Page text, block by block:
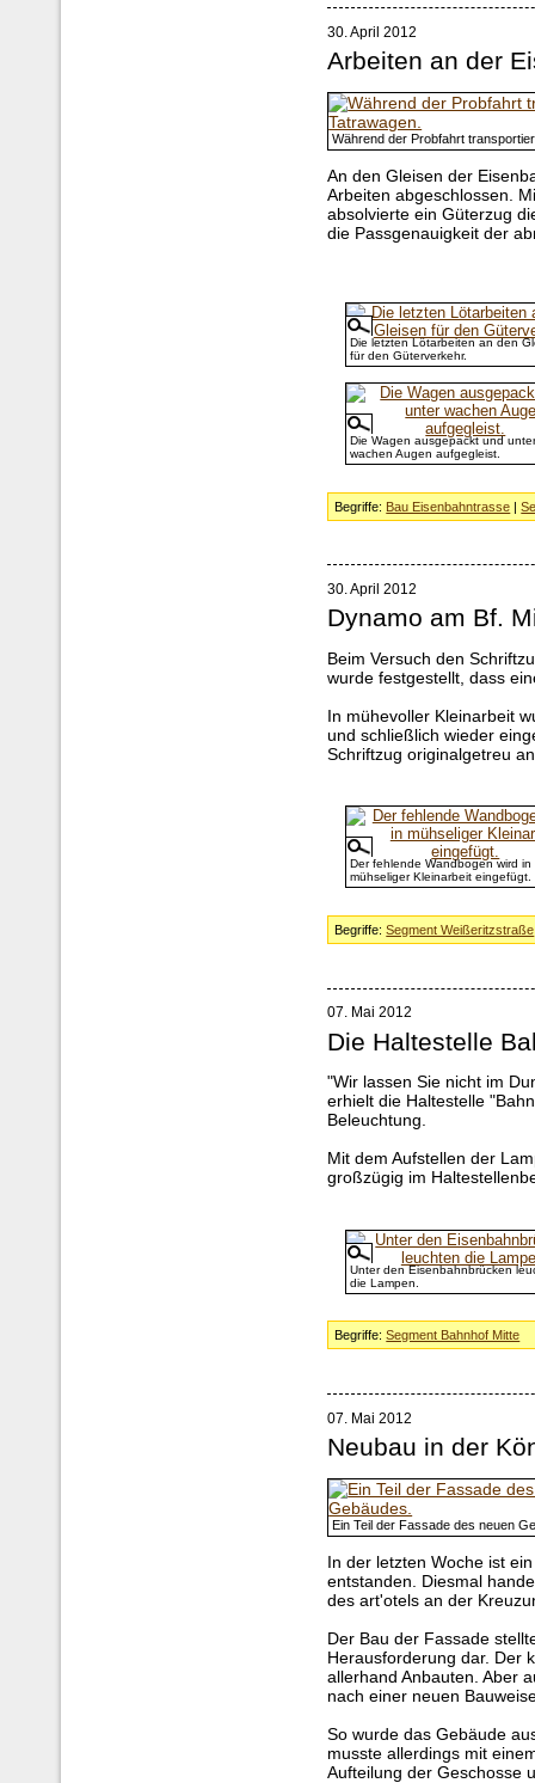
30. April 2012
Arbeiten an der
Während der Probfahrt
An den Gleisen der
Arbeiten abgeschlossen.
absolvierte ein Güterzug
die Passgenauigkeit der
Die letzten Lötarbeiten an den
für den Güterverkehr.
Die Wagen ausgepackt und unter
wachen Augen aufgegleist.
Begriffe: Bau Eisenbahntrasse |
30. April 2012
Dynamo am Bf.
Beim Versuch den
wurde festgestellt, dass
In mühevoller Kleinarbeit
und schließlich wieder
Schriftzug originalgetreu
Der fehlende Wandbogen wird in
mühseliger Kleinarbeit eingefügt.
Begriffe:Segment Weißeritzstraße
07. Mai 2012
Die Haltestelle
"Wir lassen Sie nicht im
erhielt die Haltestelle
Beleuchtung.
Mit dem Aufstellen der
großzügig im
Unter den Eisenbahnbrücken
die Lampen.
Begriffe:Segment Bahnhof Mitte
07. Mai 2012
Neubau in der
Ein Teil der Fassade des neuen
In der letzten Woche ist
entstanden. Diesmal
des art'otels an der
Der Bau der Fassade
Herausforderung dar. Der
allerhand Anbauten. Aber
nach einer neuen
So wurde das Gebäude
musste allerdings mit
Aufteilung der Geschosse